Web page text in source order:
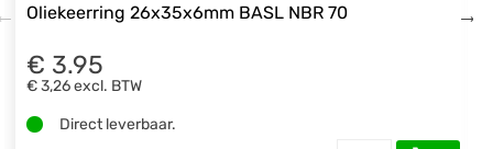
Oliekeerring 26x35x6mm BASL NBR 70
€ 3.95
€ 3,26excl. BTW
Direct leverbaar.